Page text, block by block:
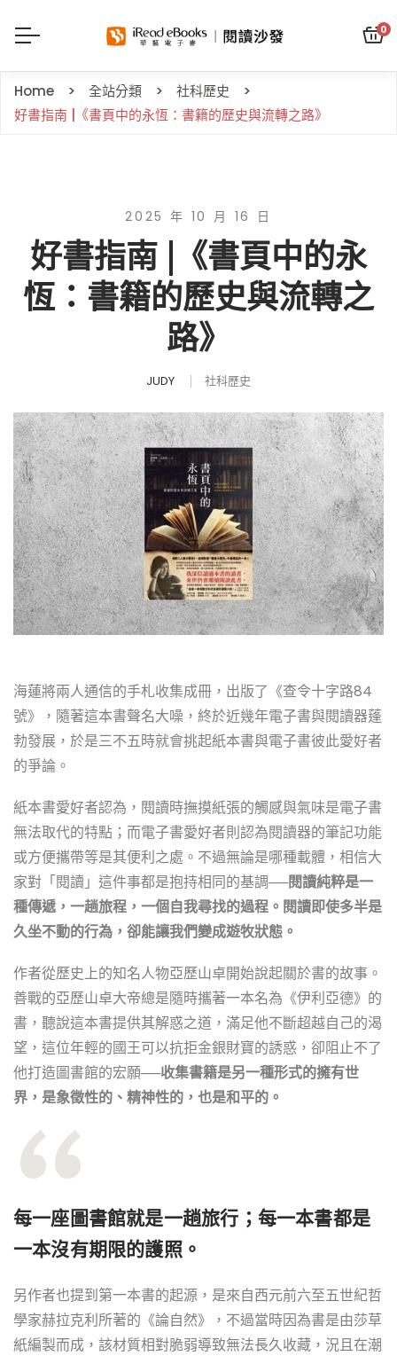
0
Home 全站分類
社科歷史
好書指南 |《書頁中的永恆：書籍的歷史與流轉之路》
2025 年 10 月 16 日
好書指南 |《書頁中的永
恆：書籍的歷史與流轉之
路》
JUDY 社科歷史
海蓮將兩人通信的手札收集成冊，出版了《查令十字路84
號》，隨著這本書聲名大噪，終於近幾年電子書與閱讀器蓬
勃發展，於是三不五時就會挑起紙本書與電子書彼此愛好者
的爭論。
紙本書愛好者認為，閱讀時撫摸紙張的觸感與氣味是電子書
無法取代的特點；而電子書愛好者則認為閱讀器的筆記功能
或方便攜帶等是其便利之處。不過無論是哪種載體，相信大
家對「閱讀」這件事都是抱持相同的基調──閱讀純粹是一
種傳遞，一趟旅程，一個自我尋找的過程。閱讀即使多半是
久坐不動的行為，卻能讓我們變成遊牧狀態。
作者從歷史上的知名人物亞歷山卓開始說起關於書的故事。
善戰的亞歷山卓大帝總是隨時攜著一本名為《伊利亞德》的
書，聽說這本書提供其解惑之道，滿足他不斷超越自己的渴
望，這位年輕的國王可以抗拒金銀財寶的誘惑，卻阻止不了
他打造圖書館的宏願──收集書籍是另一種形式的擁有世
界，是象徵性的、精神性的，也是和平的。
每一座圖書館就是一趟旅行；每一本書都是
一本沒有期限的護照。
另作者也提到第一本書的起源，是來自西元前六至五世紀哲
學家赫拉克利所著的《論自然》，不過當時因為書是由莎草
紙編製而成，該材質相對脆弱導致無法長久收藏，況且在潮